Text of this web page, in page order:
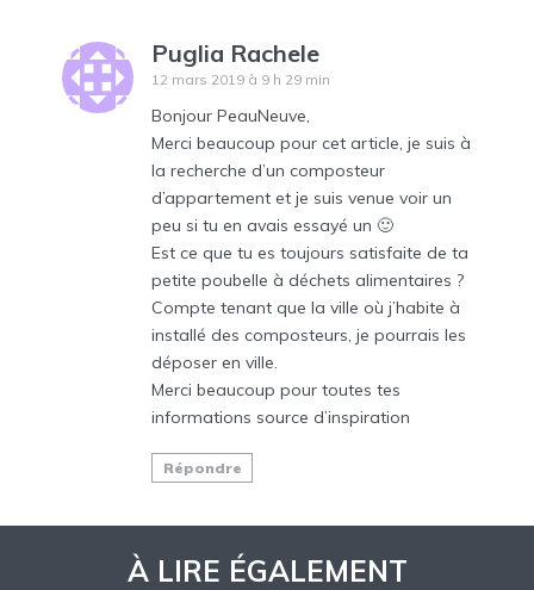
Puglia Rachele
12 mars 2019 à 9 h 29 min
Bonjour PeauNeuve,
Merci beaucoup pour cet article, je suis à
la recherche d’un composteur
d’appartement et je suis venue voir un
peu si tu en avais essayé un 🙂
Est ce que tu es toujours satisfaite de ta
petite poubelle à déchets alimentaires ?
Compte tenant que la ville où j’habite à
installé des composteurs, je pourrais les
déposer en ville.
Merci beaucoup pour toutes tes
informations source d’inspiration
Répondre
À LIRE ÉGALEMENT